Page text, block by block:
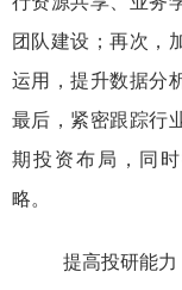
团队建设；再次，
运用，提升数据分
最后，紧密跟踪行
期投资布局，同
略。
提高投研能